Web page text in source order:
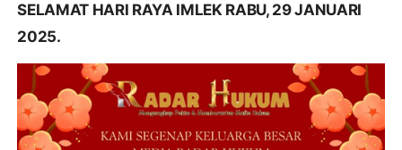
SELAMAT HARI RAYA IMLEK RABU, 29 JANUARI
2025.